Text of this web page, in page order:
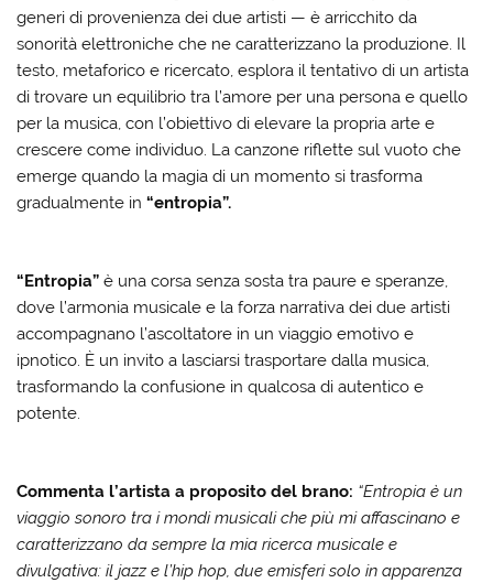
generi di provenienza dei due artisti — è arricchito da
sonorità elettroniche che ne caratterizzano la produzione. Il
testo, metaforico e ricercato, esplora il tentativo di un artista
di trovare un equilibrio tra l’amore per una persona e quello
per la musica, con l’obiettivo di elevare la propria arte e
crescere come individuo. La canzone riflette sul vuoto che
emerge quando la magia di un momento si trasforma
gradualmente in“entropia”.
“Entropia” è una corsa senza sosta tra paure e speranze,
dove l’armonia musicale e la forza narrativa dei due artisti
accompagnano l’ascoltatore in un viaggio emotivo e
ipnotico. È un invito a lasciarsi trasportare dalla musica,
trasformando la confusione in qualcosa di autentico e
potente.
Commenta l’artista a proposito del brano: “Entropia è un
viaggio sonoro tra i mondi musicali che più mi affascinano e
caratterizzano da sempre la mia ricerca musicale e
divulgativa: il jazz e l’hip hop, due emisferi solo in apparenza